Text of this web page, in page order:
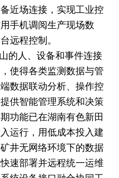
近场连接，实现工业控
手机调阅生产现场数
远程控制。
人、设备和事件连接
使得各类监测数据与管
数据联动分析、操作控
供智能管理系统和决策
功能已在湖南有色新田
运行，用低成本投入建
井无网络环境下的数据
速部署并远程统一运维